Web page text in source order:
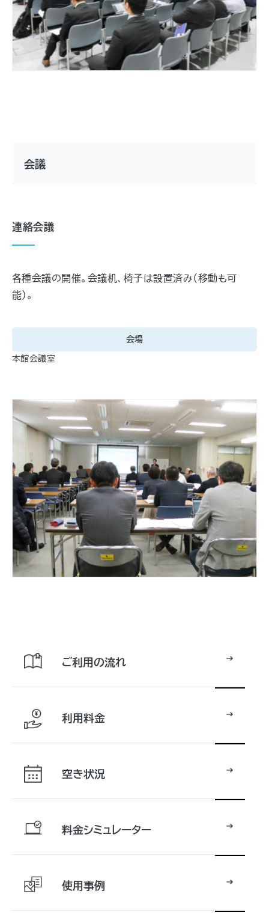
会議
連絡会議
各種会議の開催。会議机、椅子は設置済み（移動も可
能）。
会場
本館会議室
ご利用の流れ
利用料金
空き状況
料金シミュレーター
使用事例